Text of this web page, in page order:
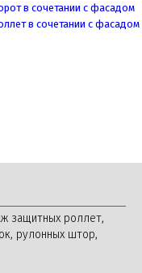
в сочетании с фасадом
в сочетании с фасадом
защитных роллет,
рулонных штор,